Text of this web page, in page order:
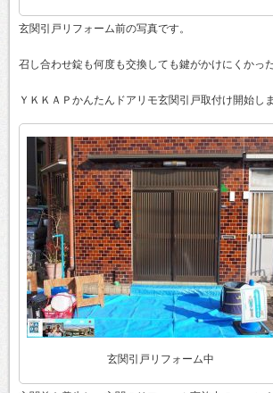
玄関引戸リフォーム前の写真です。
召し合わせ錠も何度も交換しても鍵がかけにくかっ
ＹＫＫＡＰかんたんドアリモ玄関引戸取付け開始しま
玄関引戸リフォーム中